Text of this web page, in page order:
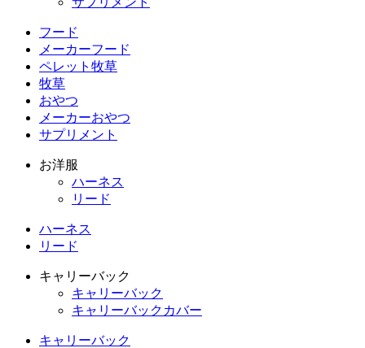
フード
メーカーフード
ペレット牧草
牧草
おやつ
メーカーおやつ
サプリメント
お洋服
ハーネス
リード
ハーネス
リード
キャリーバック
キャリーバック
キャリーバックカバー
キャリーバック